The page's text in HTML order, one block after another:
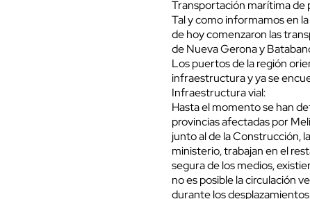
Transportación marítima de
Tal y como informamos en
de hoy comenzaron las
de Nueva Gerona y
Los puertos de la región
infraestructura y ya se
Infraestructura vial:
Hasta el momento se han
provincias afectadas por
junto al de la Construcción,
ministerio, trabajan en el
segura de los medios,
no es posible la circulación
durante los